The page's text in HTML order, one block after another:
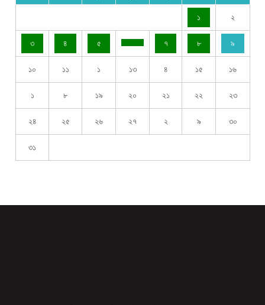
১ ২
৩ ৪ ৫ ৭ ৮ ৯
১০ ১১ ১ ১৩ ৪ ১৫ ১৬
১ ৮ ১৯ ২০ ২১ ২২ ২৩
২৪ ২৫ ২৬ ২৭ ২ ৯ ৩০
৩১